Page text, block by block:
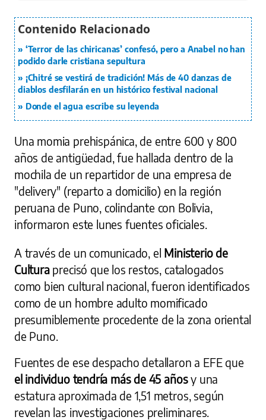
‘Terror de las chiricanas’ confesó, pero a Anabel no han
podido darle cristiana sepultura
¡Chitré se vestirá de tradición! Más de 40 danzas de
diablos desfilarán en un histórico festival nacional
Donde el agua escribe su leyenda
Una momia prehispánica, de entre 600 y 800
años de antigüedad, fue hallada dentro de la
mochila de un repartidor de una empresa de
"delivery" (reparto a domicilio) en la región
peruana de Puno, colindante con Bolivia,
informaron este lunes fuentes oficiales.
A través de un comunicado, el Ministerio de
Cultura precisó que los restos, catalogados
como bien cultural nacional, fueron identificados
como de un hombre adulto momificado
presumiblemente procedente de la zona oriental
de Puno.
Fuentes de ese despacho detallaron a EFE que
el individuo tendría más de 45 añosy una
estatura aproximada de 1,51 metros, según
revelan las investigaciones preliminares.